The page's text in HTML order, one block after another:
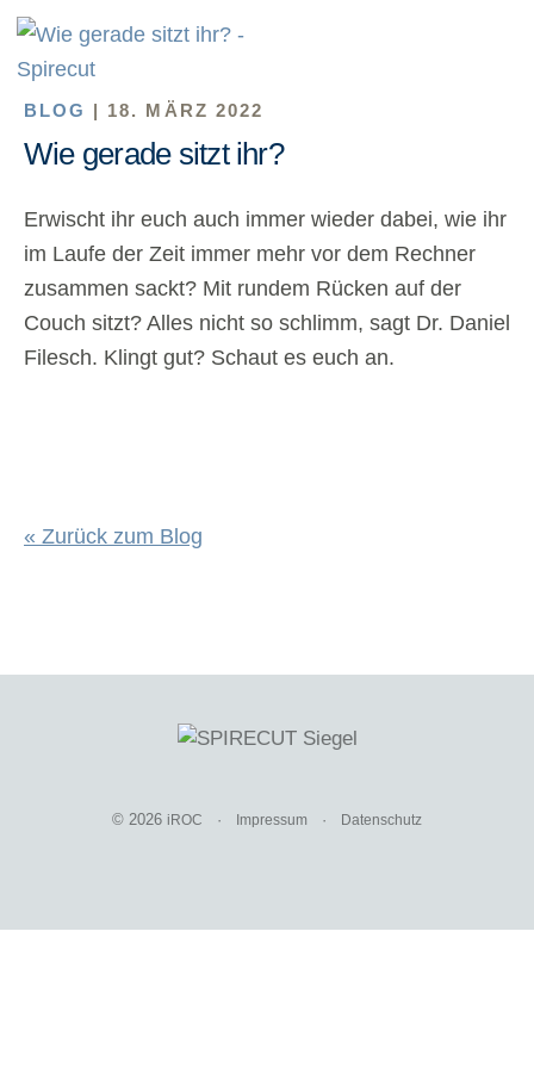
BLOG | 18. MÄRZ 2022
Wie gerade sitzt ihr?
Erwischt ihr euch auch immer wieder dabei, wie ihr
im Laufe der Zeit immer mehr vor dem Rechner
zusammen sackt? Mit rundem Rücken auf der
Couch sitzt? Alles nicht so schlimm, sagt Dr. Daniel
Filesch. Klingt gut? Schaut es euch an.
« Zurück zum Blog
© 2026 iROC · Impressum · Datenschutz